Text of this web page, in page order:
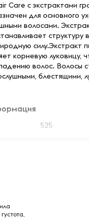
Care с экстрактами
для основного
волосами.
структуру
силу.Экстракт
корневую луковицу,
волос. Волосы
блестящими,
525